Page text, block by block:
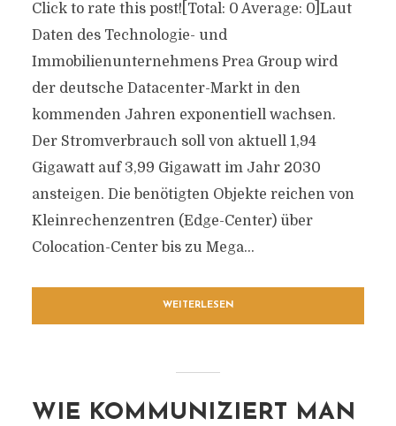
Click to rate this post![Total: 0 Average: 0]Laut
Daten des Technologie- und
Immobilienunternehmens Prea Group wird
der deutsche Datacenter-Markt in den
kommenden Jahren exponentiell wachsen.
Der Stromverbrauch soll von aktuell 1,94
Gigawatt auf 3,99 Gigawatt im Jahr 2030
ansteigen. Die benötigten Objekte reichen von
Kleinrechenzentren (Edge-Center) über
Colocation-Center bis zu Mega...
WEITERLESEN
WIE KOMMUNIZIERT MAN